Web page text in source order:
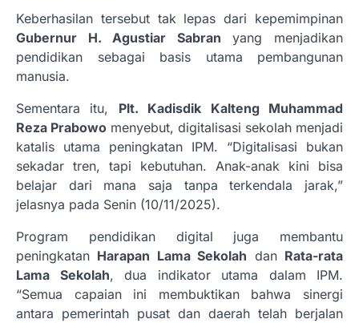
Keberhasilan tersebut tak lepas dari kepemimpinan
Gubernur H. Agustiar Sabran yang menjadikan
pendidikan sebagai basis utama pembangunan
manusia.
Sementara itu, Plt. Kadisdik Kalteng Muhammad
Reza Prabowo menyebut, digitalisasi sekolah menjadi
katalis utama peningkatan IPM. “Digitalisasi bukan
sekadar tren, tapi kebutuhan. Anak-anak kini bisa
belajar dari mana saja tanpa terkendala jarak,”
jelasnya pada Senin (10/11/2025).
Program pendidikan digital juga membantu
peningkatan Harapan Lama Sekolah dan Rata-rata
Lama Sekolah, dua indikator utama dalam IPM.
“Semua capaian ini membuktikan bahwa sinergi
antara pemerintah pusat dan daerah telah berjalan